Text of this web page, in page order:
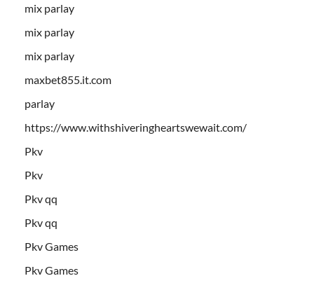
mix parlay
mix parlay
mix parlay
maxbet855.it.com
parlay
https://www.withshiveringheartswewait.com/
Pkv
Pkv
Pkv qq
Pkv qq
Pkv Games
Pkv Games